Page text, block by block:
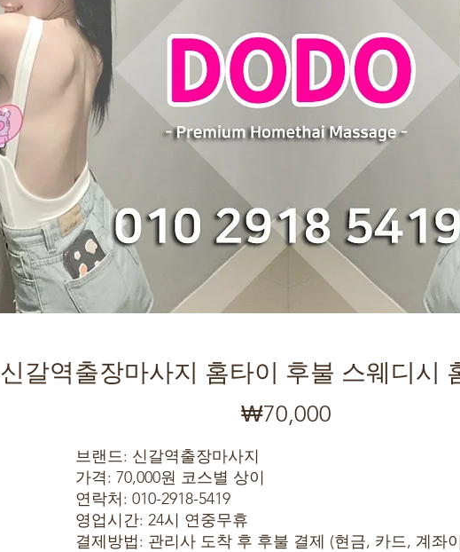
신갈역출장마사지 홈타이 후불 스웨디시
₩70,000가
브랜드: 신갈역출장마사지
가격: 70,000원 코스별 상이
연락처: 010-2918-5419
영업시간: 24시 연중무휴
결제방법: 관리사 도착 후 후불 결제 (현금, 카드, 계좌